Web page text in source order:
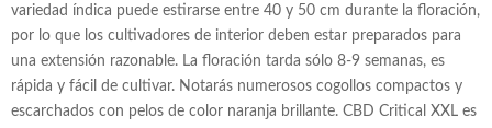
variedad índica puede estirarse entre 40 y 50 cm durante la floración,
por lo que los cultivadores de interior deben estar preparados para
una extensión razonable. La floración tarda sólo 8-9 semanas, es
rápida y fácil de cultivar. Notarás numerosos cogollos compactos y
escarchados con pelos de color naranja brillante. CBD Critical XXL es